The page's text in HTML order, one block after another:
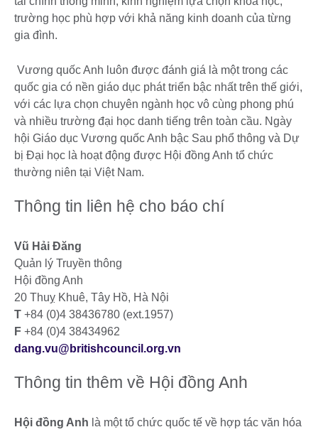
trường học phù hợp với khả năng kinh doanh của từng
gia đình.
Vương quốc Anh luôn được đánh giá là một trong các
quốc gia có nền giáo dục phát triển bậc nhất trên thế giới,
với các lựa chọn chuyên ngành học vô cùng phong phú
và nhiều trường đại học danh tiếng trên toàn cầu. Ngày
hội Giáo dục Vương quốc Anh bậc Sau phổ thông và Dự
bị Đại học là hoạt động được Hội đồng Anh tổ chức
thường niên tại Việt Nam.
Thông tin liên hệ cho báo chí
Vũ Hải Đăng
Quản lý Truyền thông
Hội đồng Anh
20 Thuỵ Khuê, Tây Hồ, Hà Nội
T +84 (0)4 38436780 (ext.1957)
F +84 (0)4 38434962
dang.vu@britishcouncil.org.vn
Thông tin thêm về Hội đồng Anh
Hội đồng Anh là một tổ chức quốc tế về hợp tác văn hóa